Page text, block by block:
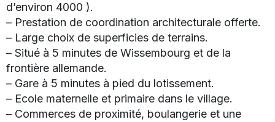
d’environ 4000 ).
– Prestation de coordination architecturale offerte.
– Large choix de superficies de terrains.
– Situé à 5 minutes de Wissembourg et de la
frontière allemande.
– Gare à 5 minutes à pied du lotissement.
– Ecole maternelle et primaire dans le village.
– Commerces de proximité, boulangerie et une